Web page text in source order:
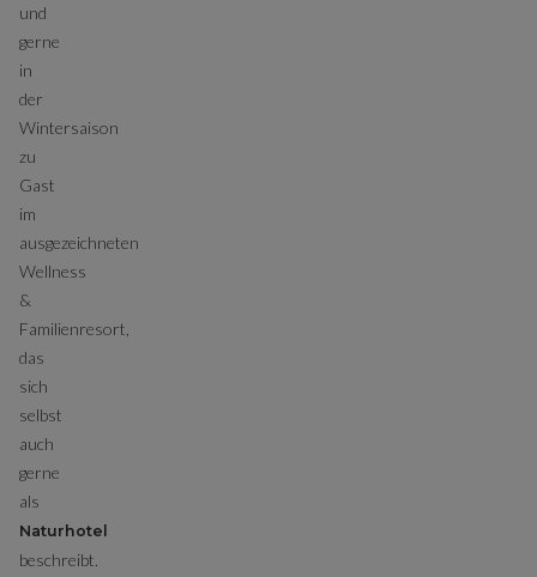
und
gerne
in
der
Wintersaison
zu
Gast
im
ausgezeichneten
Wellness
&
Familienresort,
das
sich
selbst
auch
gerne
als
Naturhotel
beschreibt.